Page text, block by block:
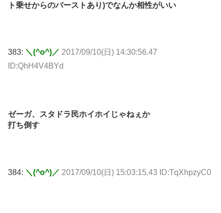
ト乗せからのバーストあり)でなんか相性がいい
383: ＼(^o^)／ 2017/09/10(日) 14:30:56.47
ID:QhH4V4BYd
ゼーガ、スタドラ民ホイホイじゃねぇか
打ち倒す
384: ＼(^o^)／ 2017/09/10(日) 15:03:15.43 ID:TqXhpzyC0